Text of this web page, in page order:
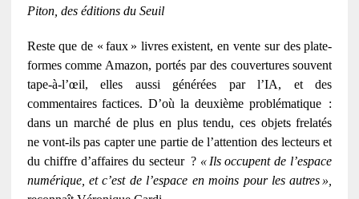
Piton, des éditions du Seuil
Reste que de « faux » livres existent, en vente sur des plate-
formes comme Amazon, portés par des couvertures souvent
tape-à-l’œil, elles aussi générées par l’IA, et des
commentaires factices. D’où la deuxième problématique
:
dans un marchéde plus en plus tendu, ces objets frelatés
ne vont-ils pas capter une partie de l’attention des lecteurs et
du chiffre d’affaires du secteur ? « Ils occupent de l’espace
numérique, et c’est de l’espace en moins pour les autres »